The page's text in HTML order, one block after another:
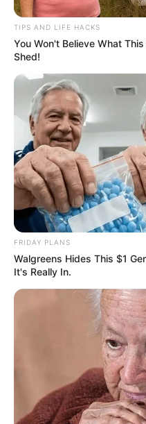
TIPS AND LIFE HACKS
You Won't Believe What
Shed!
FRIDAY PLANS
Walgreens Hides This $1
It's Really In.